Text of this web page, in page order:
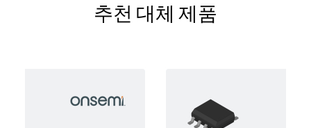
추천 대체 제품